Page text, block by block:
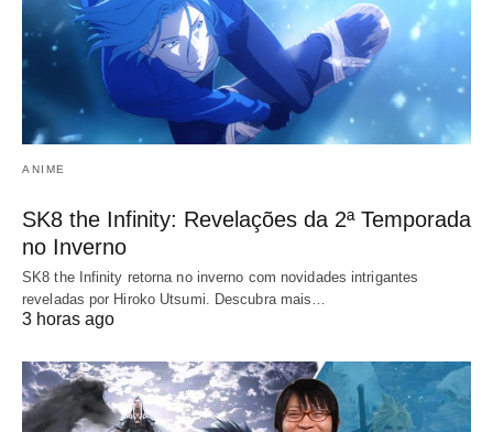
ANIME
SK8 the Infinity: Revelações da 2ª Temporada
no Inverno
SK8 the Infinity retorna no inverno com novidades intrigantes
reveladas por Hiroko Utsumi. Descubra mais…
3 horas ago